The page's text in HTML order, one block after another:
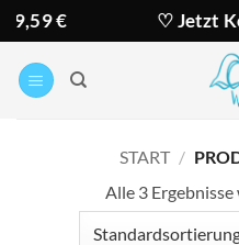
Zum
Inhalt
springen
€ ♡ Jetzt
START /
Alle 3